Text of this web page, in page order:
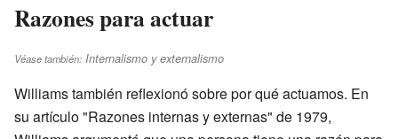
Razones para actuar
Véase también: Internalismo y externalismo
Williams también reflexionó sobre por qué actuamos. En
su artículo "Razones internas y externas" de 1979,